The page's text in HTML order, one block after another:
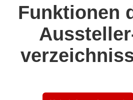
Funktionen